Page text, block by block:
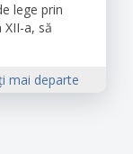
lege prin
a, să
mai departe